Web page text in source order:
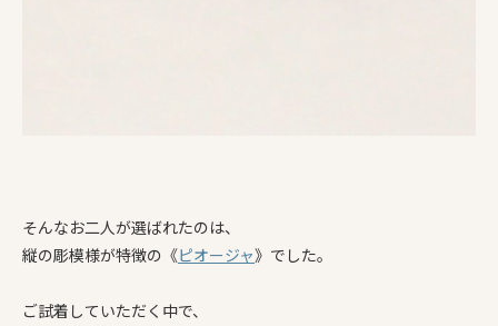
そんなお二人が選ばれたのは、
縦の彫模様が特徴の《ピオージャ》でした。
ご試着していただく中で、